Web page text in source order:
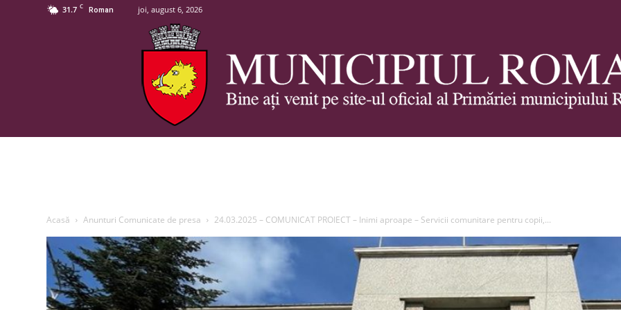
31.7 C Roman joi, august 6, 2026
Roman
Acasă Anunturi Comunicate de presa 24.03.2025 – COMUNICAT PROIECT – Inimi aproape – Servicii comunitare pentru copii,...